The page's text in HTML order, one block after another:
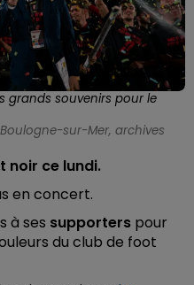
grands souvenirs pour le
sur-Mer, archives
noir ce lundi.
en concert.
à ses supporters pour
du club de foot